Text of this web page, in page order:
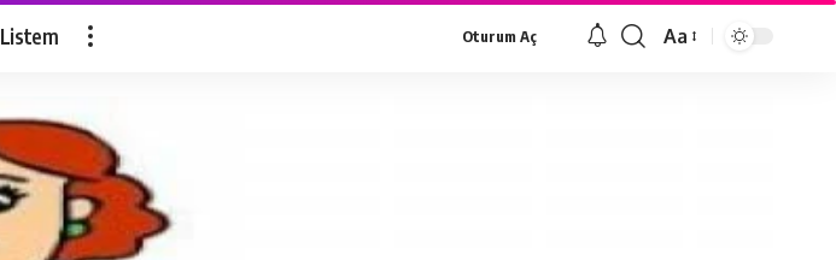
Listem Oturum Aç Aa